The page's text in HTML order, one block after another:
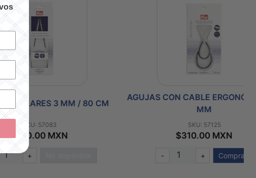
3 MM / 80 CM
MXN
No disponible
AGUJAS CON CABLE ERGONÓMICAS 4
$310.00 MXN
+ Comprar